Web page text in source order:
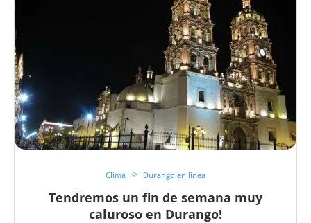
Clima Durango en línea
Tendremos un fin de semana muy
caluroso en Durango!